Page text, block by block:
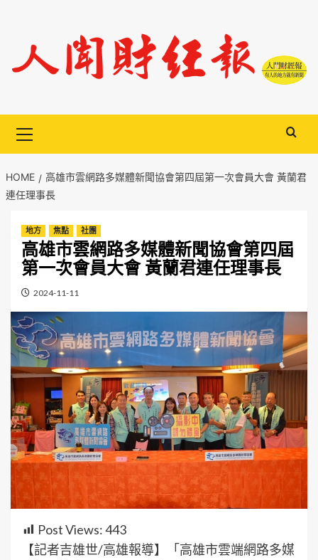
content
Menu
HOME
高雄市雲網路多媒體新聞協會第四屆第一次會員大會 黃蘭君
連任理事長
地方 焦點 社團
高雄市雲網路多媒體新聞協會第四屆
第一次會員大會 黃蘭君連任理事長
2024-11-11
Post Views:443
【記者吉雄世/高雄報導】「高雄市雲端網路多媒